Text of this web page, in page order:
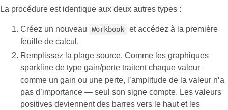
La procédure est identique aux deux autres types :
Créez un nouveau Workbook
et accédez à la première
feuille de calcul.
Remplissez la plage source. Comme les graphiques
sparkline de type gain/perte traitent chaque valeur
comme un gain ou une perte, l’amplitude de la valeur n’a
pas d’importance — seul son signe compte. Les valeurs
positives deviennent des barres vers le haut et les